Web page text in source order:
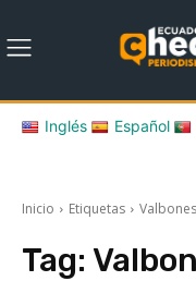
Inglés Español
Inicio Etiquetas
Tag: